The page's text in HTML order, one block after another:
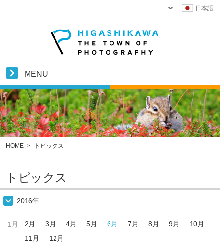
MENU
日本語
HOME > トピックス
トピックス
2016年
1月 2月 3月 4月 5月 6月 7月 8月 9月
10月
11月
12月